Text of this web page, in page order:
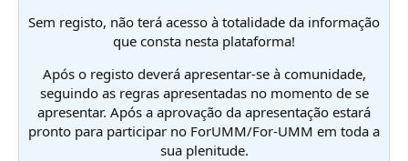
Sem registo, não terá acesso à totalidade da informação
que consta nesta plataforma!
Após o registo deverá apresentar-se à comunidade,
seguindo as regras apresentadas no momento de se
apresentar. Após a aprovação da apresentação estará
pronto para participar no ForUMM/For-UMM em toda a
sua plenitude.